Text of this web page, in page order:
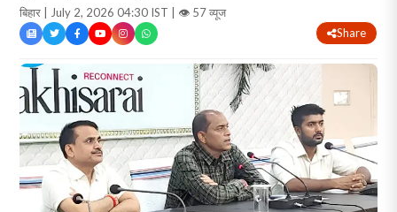
बिहार | July 2, 2026 04:30 IST | 👁 57 व्यूज
Share